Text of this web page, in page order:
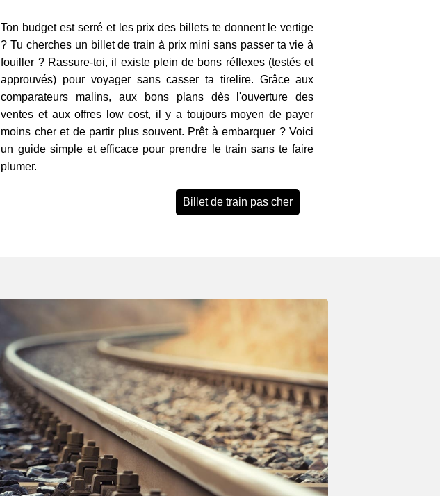
Ton budget est serré et les prix des billets te donnent le vertige
? Tu cherches un billet de train à prix mini sans passer ta vie à
fouiller ? Rassure-toi, il existe plein de bons réflexes (testés et
approuvés) pour voyager sans casser ta tirelire. Grâce aux
comparateurs malins, aux bons plans dès l'ouverture des
ventes et aux offres low cost, il y a toujours moyen de payer
moins cher et de partir plus souvent. Prêt à embarquer ? Voici
un guide simple et efficace pour prendre le train sans te faire
plumer.
Billet de train pas cher